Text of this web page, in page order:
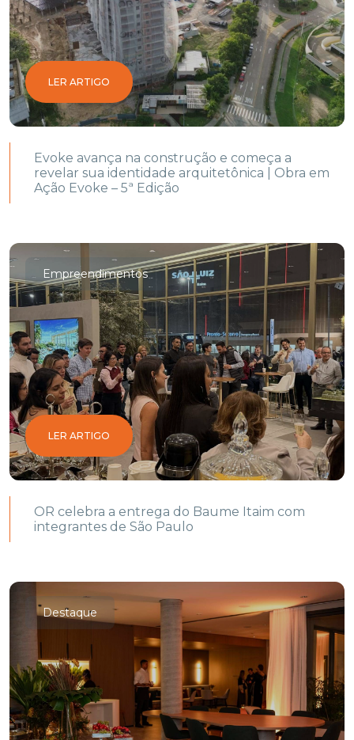
LER ARTIGO
Evoke avança na construção e começa a
revelar sua identidade arquitetônica | Obra em
Ação Evoke – 5ª Edição
Empreendimentos
LER ARTIGO
OR celebra a entrega do Baume Itaim com
integrantes de São Paulo
Destaque